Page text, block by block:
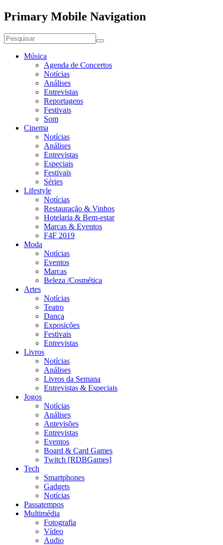
Primary Mobile Navigation
Música
Agenda de Concertos
Notícias
Análises
Entrevistas
Reportagens
Festivais
Som
Cinema
Notícias
Análises
Entrevistas
Especiais
Festivais
Séries
Lifestyle
Notícias
Restauração & Vinhos
Hotelaria & Bem-estar
Marcas & Eventos
F4F 2019
Moda
Notícias
Eventos
Marcas
Beleza /Cosmética
Artes
Notícias
Teatro
Dança
Exposições
Festivais
Entrevistas
Livros
Notícias
Análises
Livros da Semana
Entrevistas & Especiais
Jogos
Notícias
Análises
Antevisões
Entrevistas
Eventos
Board & Card Games
Twitch [RDBGames]
Tech
Smartphones
Gadgets
Notícias
Passatempos
Multimédia
Fotografia
Vídeo
Audio